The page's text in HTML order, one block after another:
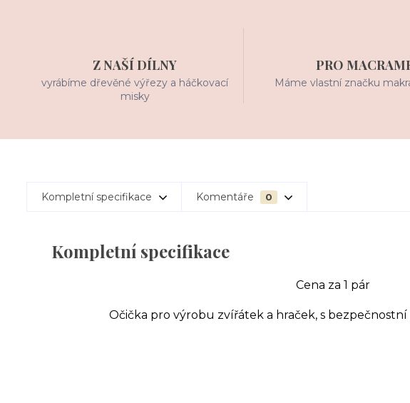
Z NAŠÍ DÍLNY
vyrábíme dřevěné výřezy a háčkovací
misky
PRO
Máme vlastní značku
Kompletní specifikace Komentáře 0
Kompletní specifikace
Cena za 1 pár
Očička pro výrobu zvířátek a hraček, s